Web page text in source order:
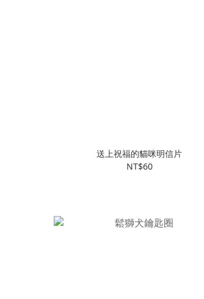
送上祝福的貓咪明信片
NT$60